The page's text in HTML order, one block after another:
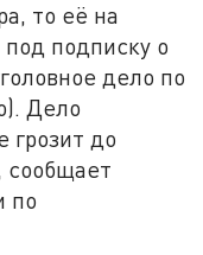
то её на
подписку о
дело по
Дело
грозит до
по